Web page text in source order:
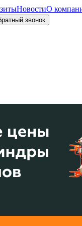
НовостиО
звонок